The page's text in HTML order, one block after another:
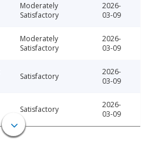
Moderately
Satisfactory
2026-
03-09
Moderately
Satisfactory
2026-
03-09
Satisfactory
2026-
03-09
Satisfactory
2026-
03-09